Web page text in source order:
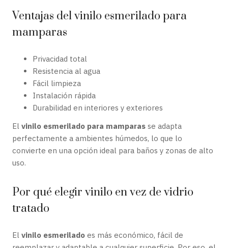
Ventajas del vinilo esmerilado para
mamparas
Privacidad total
Resistencia al agua
Fácil limpieza
Instalación rápida
Durabilidad en interiores y exteriores
El vinilo esmerilado para mamparas se adapta
perfectamente a ambientes húmedos, lo que lo
convierte en una opción ideal para baños y zonas de alto
uso.
Por qué elegir vinilo en vez de vidrio
tratado
El vinilo esmerilado es más económico, fácil de